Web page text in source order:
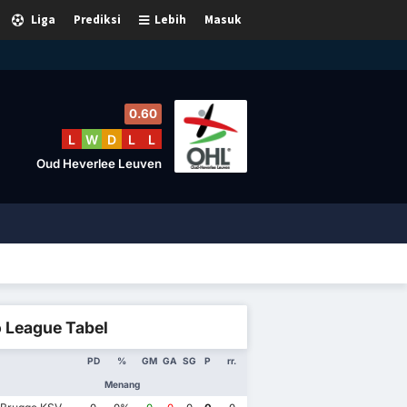
Masuk
Lebih
Prediksi
Liga
0.60
L W D L L
Oud Heverlee Leuven
League Tabel
PD %
Menang
GM GA SG P rr.